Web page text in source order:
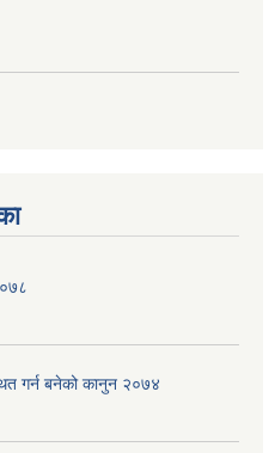
गर्न बनेको कानुन २०७४